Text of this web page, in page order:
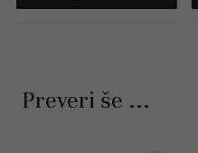
Preveri še ...